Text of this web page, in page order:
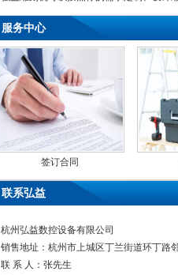
服务中心
签订合同
联系弘益
杭州弘益数控设备有限公司
销售地址：杭州市上城区丁兰街道环丁路
联 系 人：张先生